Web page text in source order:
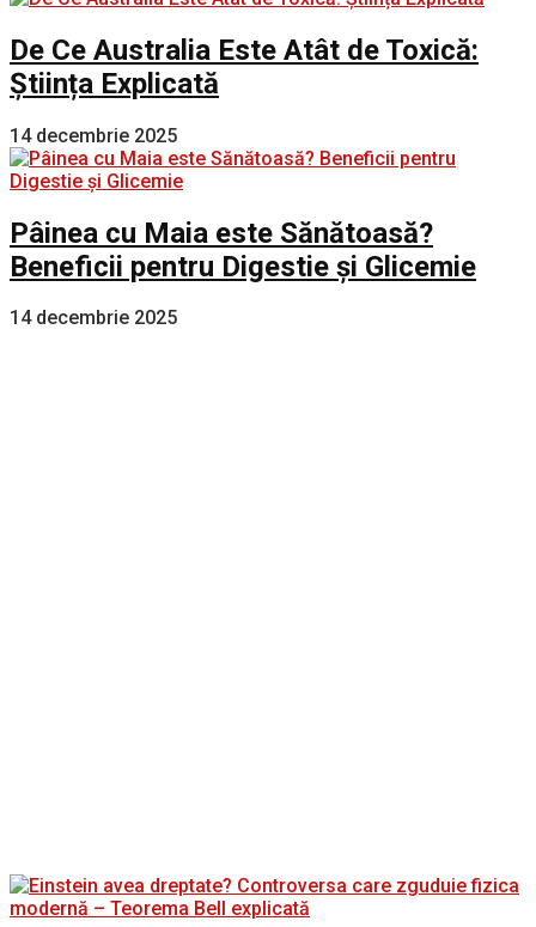
De Ce Australia Este Atât de Toxică:
Știința Explicată
14 decembrie 2025
Pâinea cu Maia este Sănătoasă?
Beneficii pentru Digestie și Glicemie
14 decembrie 2025